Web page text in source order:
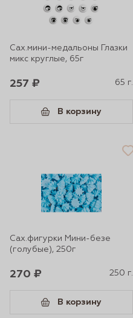
Сах.мини-медальоны Глазки
микс круглые, 65г
257 ₽ 65 г.
В корзину
Сах.фигурки Мини-безе
(голубые), 250г
270 ₽ 250 г.
В корзину